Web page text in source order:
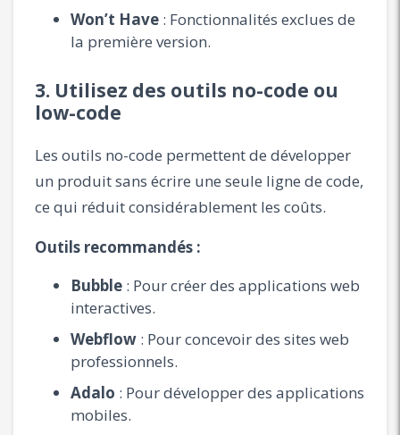
Won’t Have : Fonctionnalités exclues de
la première version.
3. Utilisez des outils no-code ou
low-code
Les outils no-code permettent de développer
un produit sans écrire une seule ligne de code,
ce qui réduit considérablement les coûts.
Outils recommandés :
Bubble : Pour créer des applications web
interactives.
Webflow : Pour concevoir des sites web
professionnels.
Adalo : Pour développer des applications
mobiles.